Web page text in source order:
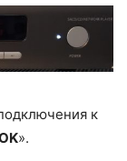
к
».